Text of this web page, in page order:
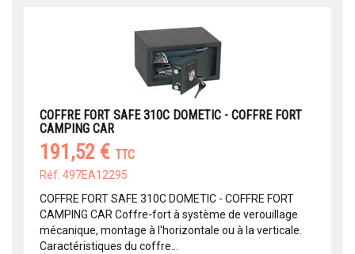
COFFRE FORT SAFE 310C DOMETIC - COFFRE FORT
CAMPING CAR
191,52 € TTC
Réf: 497EA12295
COFFRE FORT SAFE 310C DOMETIC - COFFRE FORT
CAMPING CAR Coffre-fort à système de verouillage
mécanique, montage à l'horizontale ou à la verticale.
Caractéristiques du coffre...